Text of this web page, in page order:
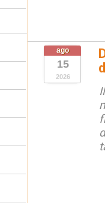
ago
15
2026